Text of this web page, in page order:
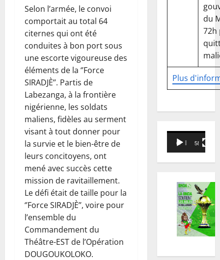
Selon l’armée, le convoi
comportait au total 64
citernes qui ont été
conduites à bon port sous
une escorte vigoureuse des
éléments de la ‘’Force
SIRADJÈ’’. Partis de
Labezanga, à la frontière
nigérienne, les soldats
maliens, fidèles au serment
visant à tout donner pour
la survie et le bien-être de
leurs concitoyens, ont
mené avec succès cette
mission de ravitaillement.
Le défi était de taille pour la
‘’Force SIRADJÈ’’, voire pour
l’ensemble du
Commandement du
Théâtre-EST de l’Opération
DOUGOUKOLOKO.
Plus
du
72h
Lecteur
vidéo
00:00 58:18